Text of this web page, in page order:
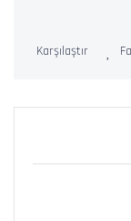
Karşılaştır